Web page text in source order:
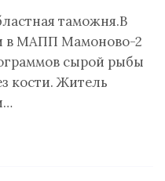
таможня.В
в МАПП Мамоново-2
сырой рыбы
кости. Житель